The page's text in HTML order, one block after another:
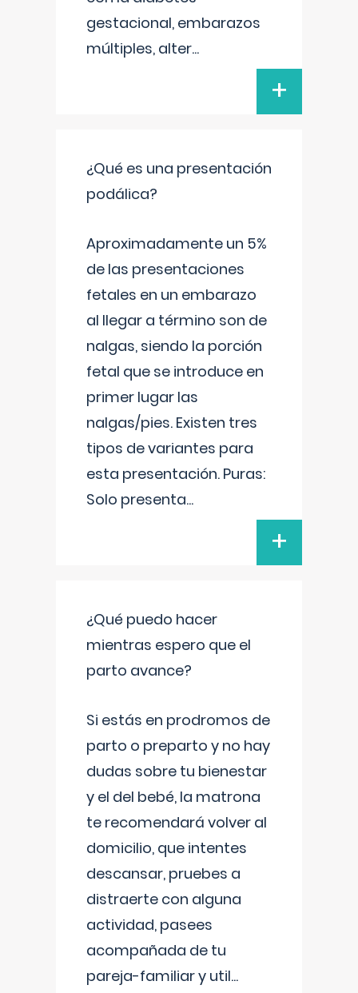
gestacional, embarazos
múltiples, alter...
+
¿Qué es una presentación
podálica?
Aproximadamente un 5%
de las presentaciones
fetales en un embarazo
al llegar a término son de
nalgas, siendo la porción
fetal que se introduce en
primer lugar las
nalgas/pies. Existen tres
tipos de variantes para
esta presentación. Puras:
Solo presenta...
+
¿Qué puedo hacer
mientras espero que el
parto avance?
Si estás en prodromos de
parto o preparto y no hay
dudas sobre tu bienestar
y el del bebé, la matrona
te recomendará volver al
domicilio, que intentes
descansar, pruebes a
distraerte con alguna
actividad, pasees
acompañada de tu
pareja-familiar y util...